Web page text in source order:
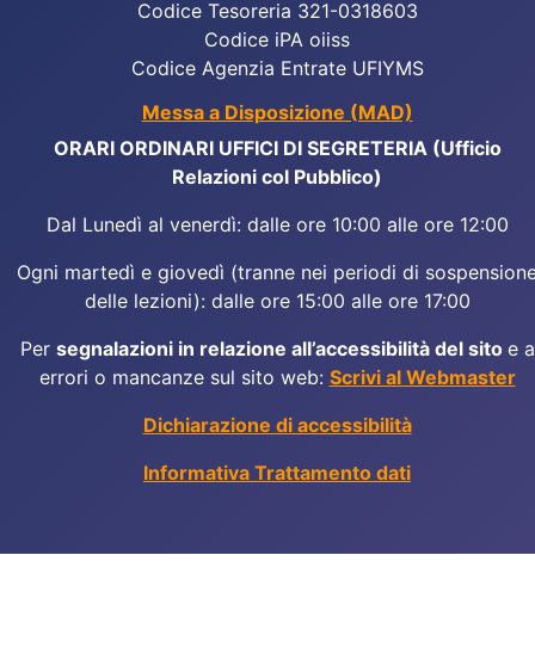
Codice Tesoreria 321-0318603
Codice iPA oiiss
Codice Agenzia Entrate UFIYMS
Messa a Disposizione (MAD)
ORARI ORDINARI UFFICI DI SEGRETERIA (Ufficio
Relazioni col Pubblico)
Dal Lunedì al venerdì: dalle ore 10:00 alle ore 12:00
Ogni martedì e giovedì (tranne nei periodi di
delle lezioni): dalle ore 15:00 alle ore 17:00
Per segnalazioni in relazione all’accessibilità del sito e a
errori o mancanze sul sito web: Scrivi al Webmaster
Dichiarazione di accessibilità
Informativa Trattamento dati